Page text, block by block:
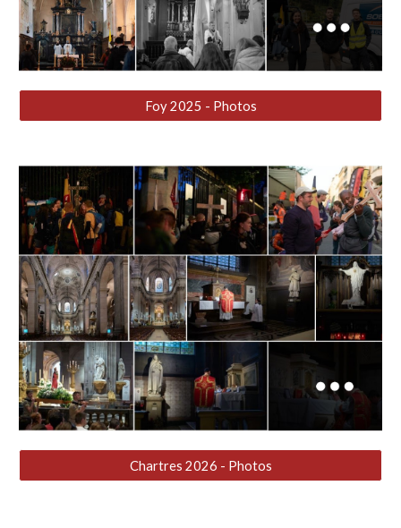
Foy 2025 - Photos
Chartres 2026 - Photos